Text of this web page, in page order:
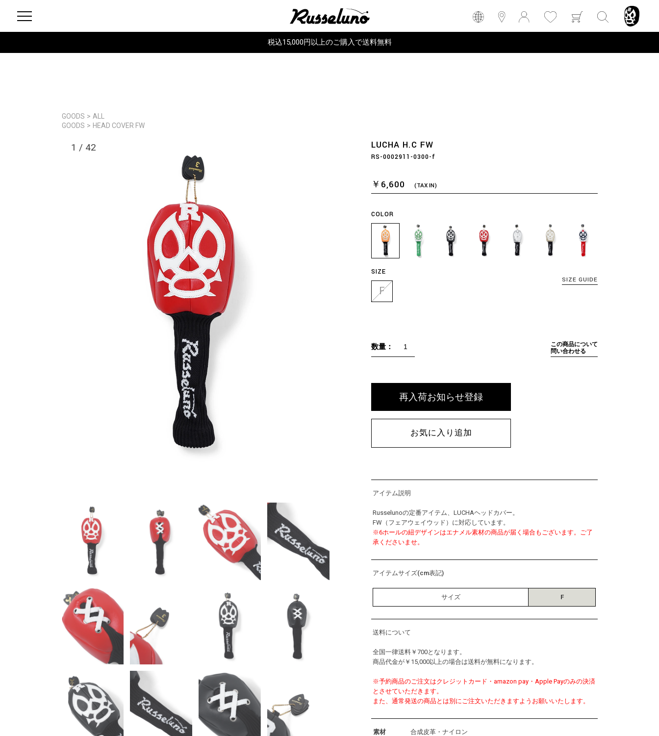
税込15,000円以上のご購入で送料無料
GOODS > ALL
GOODS > HEAD COVER FW
1 / 42 LUCHA H.C FW
RS-0002911-0300-f
￥6,600 (TAX IN)
COLOR
SIZE
SIZE GUIDE
F
数量：
この商品について
問い合わせる
再入荷お知らせ登録
お気に入り追加
アイテム説明
Russelunoの定番アイテム、LUCHAヘッドカバー。
FW（フェアウェイウッド）に対応しています。
※6ホールの紐デザインはエナメル素材の商品が届く場合もございます。ご了
承くださいませ。
アイテムサイズ(cm表記)
サイズ F
送料について
全国一律送料￥700となります。
商品代金が￥15,000以上の場合は送料が無料になります。
※予約商品のご注文はクレジットカード・amazon pay・Apple Payのみの決済
とさせていただきます。
また、通常発送の商品とは別にご注文いただきますようお願いいたします。
素材 合成皮革・ナイロン